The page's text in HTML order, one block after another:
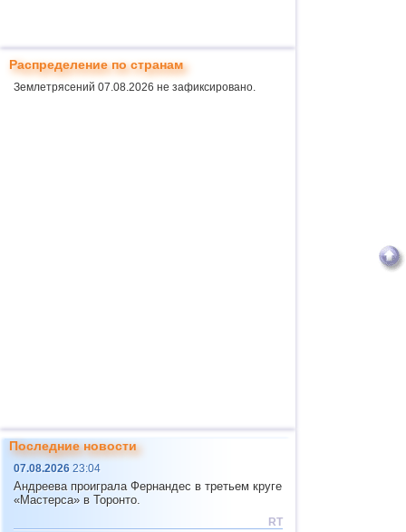
Распределение по странам
Землетрясений 07.08.2026 не зафиксировано.
Последние новости
07.08.2026 23:04
Андреева проиграла Фернандес в третьем круге
«Мастерса» в Торонто.
RT